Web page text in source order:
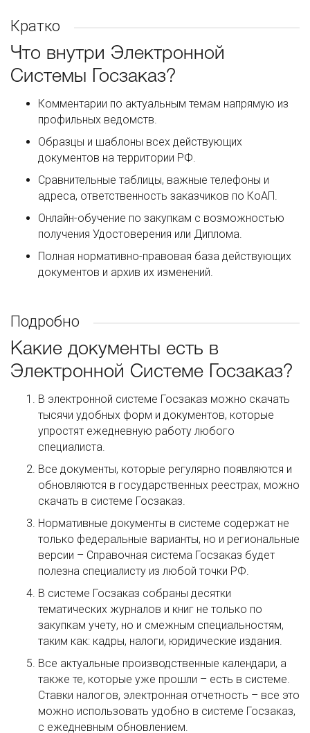
Кратко
Что внутри Электронной
Системы Госзаказ?
Комментарии по актуальным темам напрямую из
профильных ведомств.
Образцы и шаблоны всех действующих
документов на территории РФ.
Сравнительные таблицы, важные телефоны и
адреса, ответственность заказчиков по КоАП.
Онлайн-обучение по закупкам с возможностью
получения Удостоверения или Диплома.
Полная нормативно-правовая база действующих
документов и архив их изменений.
Подробно
Какие документы есть в
Электронной Системе Госзаказ?
В электронной системе Госзаказ можно скачать
тысячи удобных форм и документов, которые
упростят ежедневную работу любого
специалиста.
Все документы, которые регулярно появляются и
обновляются в государственных реестрах, можно
скачать в системе Госзаказ.
Нормативные документы в системе содержат не
только федеральные варианты, но и региональные
версии – Справочная система Госзаказ будет
полезна специалисту из любой точки РФ.
В системе Госзаказ собраны десятки
тематических журналов и книг не только по
закупкам учету, но и смежным специальностям,
таким как: кадры, налоги, юридические издания.
Все актуальные производственные календари, а
также те, которые уже прошли – есть в системе.
Ставки налогов, электронная отчетность – все это
можно использовать удобно в системе Госзаказ,
с ежедневным обновлением.